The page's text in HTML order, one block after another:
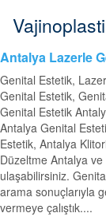
Antalya Lazerle
Genital Estetik,
Genital Estetik,
Genital Estetik
Antalya Genital
Estetik, Antalya
Düzeltme Antalya
ulaşabilirsiniz.
arama sonuçlarıyla
vermeye çalıştık....